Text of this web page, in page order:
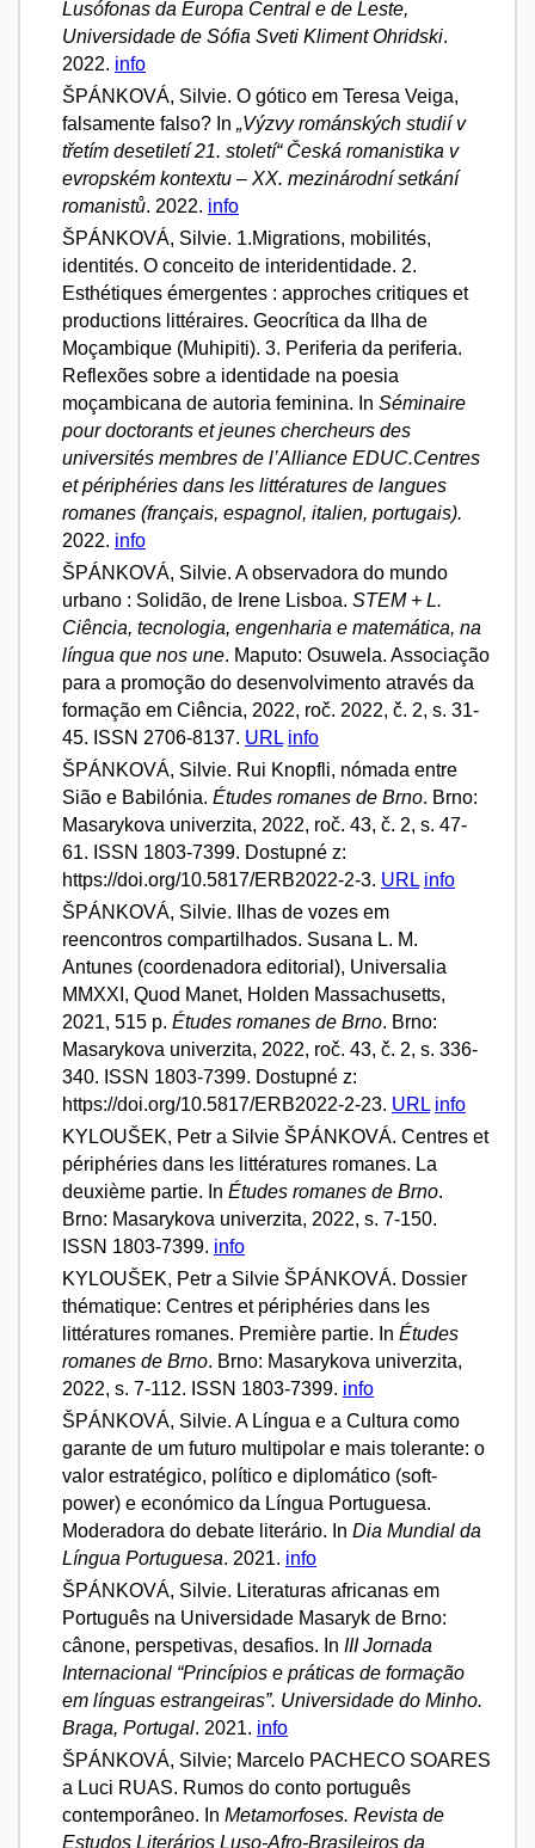
Lusófonas da Europa Central e de Leste,
Universidade de Sófia Sveti Kliment Ohridski.
2022. info
ŠPÁNKOVÁ, Silvie. O gótico em Teresa Veiga,
falsamente falso? In „Výzvy románských studií v
třetím desetiletí 21. století“ Česká romanistika v
evropském kontextu – XX. mezinárodní setkání
romanistů. 2022. info
ŠPÁNKOVÁ, Silvie. 1.Migrations, mobilités,
identités. O conceito de interidentidade. 2.
Esthétiques émergentes : approches critiques et
productions littéraires. Geocrítica da Ilha de
Moçambique (Muhipiti). 3. Periferia da periferia.
Reflexões sobre a identidade na poesia
moçambicana de autoria feminina. In Séminaire
pour doctorants et jeunes chercheurs des
universités membres de l’Alliance EDUC.Centres
et périphéries dans les littératures de langues
romanes (français, espagnol, italien, portugais).
2022. info
ŠPÁNKOVÁ, Silvie. A observadora do mundo
urbano : Solidão, de Irene Lisboa. STEM + L.
Ciência, tecnologia, engenharia e matemática, na
língua que nos une. Maputo: Osuwela. Associação
para a promoção do desenvolvimento através da
formação em Ciência, 2022, roč. 2022, č. 2, s. 31-
45. ISSN 2706-8137. URL info
ŠPÁNKOVÁ, Silvie. Rui Knopfli, nómada entre
Sião e Babilónia. Études romanes de Brno. Brno:
Masarykova univerzita, 2022, roč. 43, č. 2, s. 47-
61. ISSN 1803-7399. Dostupné z:
https://doi.org/10.5817/ERB2022-2-3. URL info
ŠPÁNKOVÁ, Silvie. Ilhas de vozes em
reencontros compartilhados. Susana L. M.
Antunes (coordenadora editorial), Universalia
MMXXI, Quod Manet, Holden Massachusetts,
2021, 515 p. Études romanes de Brno. Brno:
Masarykova univerzita, 2022, roč. 43, č. 2, s. 336-
340. ISSN 1803-7399. Dostupné z:
https://doi.org/10.5817/ERB2022-2-23. URL info
KYLOUŠEK, Petr a Silvie ŠPÁNKOVÁ. Centres et
périphéries dans les littératures romanes. La
deuxième partie. In Études romanes de Brno.
Brno: Masarykova univerzita, 2022, s. 7-150.
ISSN 1803-7399. info
KYLOUŠEK, Petr a Silvie ŠPÁNKOVÁ. Dossier
thématique: Centres et périphéries dans les
littératures romanes. Première partie. In Études
romanes de Brno. Brno: Masarykova univerzita,
2022, s. 7-112. ISSN 1803-7399. info
ŠPÁNKOVÁ, Silvie. A Língua e a Cultura como
garante de um futuro multipolar e mais tolerante: o
valor estratégico, político e diplomático (soft-
power) e económico da Língua Portuguesa.
Moderadora do debate literário. In Dia Mundial da
Língua Portuguesa. 2021. info
ŠPÁNKOVÁ, Silvie. Literaturas africanas em
Português na Universidade Masaryk de Brno:
cânone, perspetivas, desafios. In III Jornada
Internacional “Princípios e práticas de formação
em línguas estrangeiras”. Universidade do Minho.
Braga, Portugal. 2021. info
ŠPÁNKOVÁ, Silvie; Marcelo PACHECO SOARES
a Luci RUAS. Rumos do conto português
contemporâneo. In Metamorfoses. Revista de
Estudos Literários Luso-Afro-Brasileiros da